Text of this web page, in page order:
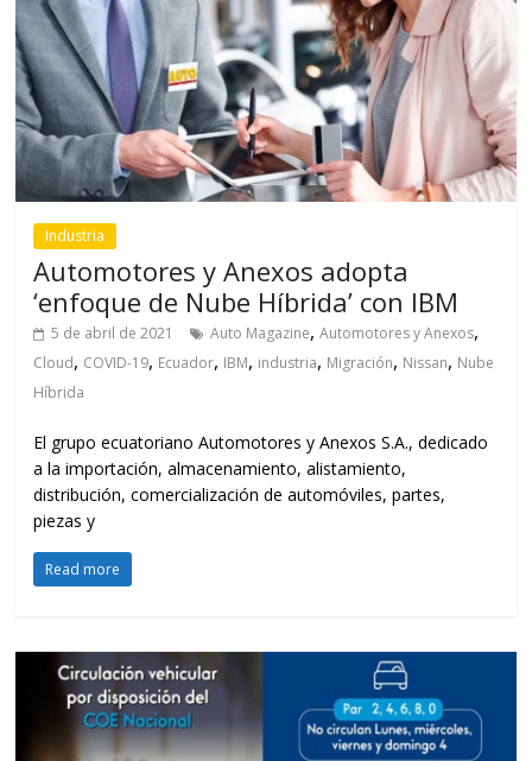
Industria
Automotores y Anexos adopta
‘enfoque de Nube Híbrida’ con IBM
5 de abril de 2021 Auto Magazine,Automotores y Anexos,
Cloud, COVID-19, Ecuador, IBM, industria, Migración, Nissan, Nube
Híbrida
El grupo ecuatoriano Automotores y Anexos S.A., dedicado
a la importación, almacenamiento, alistamiento,
distribución, comercialización de automóviles, partes,
piezas y
Read more